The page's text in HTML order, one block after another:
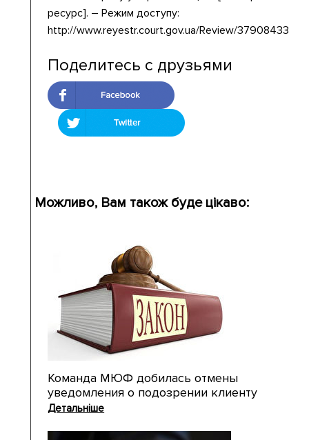
ресурс]. – Режим доступу:
http://www.reyestr.court.gov.ua/Review/37908433
Поделитесь с друзьями
Можливо, Вам також буде цікаво:
Команда МЮФ добилась отмены
уведомления о подозрении клиенту
Детальніше